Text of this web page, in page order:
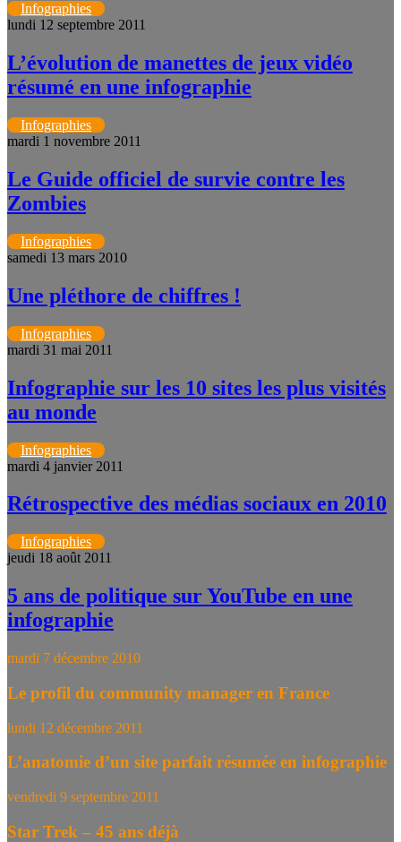
Infographies
lundi 12 septembre 2011
L’évolution de manettes de jeux vidéo
résumé en une infographie
Infographies
mardi 1 novembre 2011
Le Guide officiel de survie contre les
Zombies
Infographies
samedi 13 mars 2010
Une pléthore de chiffres !
Infographies
mardi 31 mai 2011
Infographie sur les 10 sites les plus visités
au monde
Infographies
mardi 4 janvier 2011
Rétrospective des médias sociaux en 2010
Infographies
jeudi 18 août 2011
5 ans de politique sur YouTube en une
infographie
mardi 7 décembre 2010
Le profil du community manager en France
lundi 12 décembre 2011
L’anatomie d’un site parfait résumée en infographie
vendredi 9 septembre 2011
Star Trek – 45 ans déjà